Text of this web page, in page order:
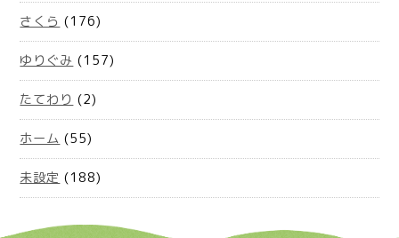
さくら (176)
ゆりぐみ (157)
たてわり (2)
ホーム (55)
未設定 (188)